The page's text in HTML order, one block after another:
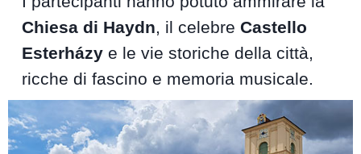
Chiesa di Haydn, il celebreCastello
Esterházy e le vie storiche della città,
ricche di fascino e memoria musicale.